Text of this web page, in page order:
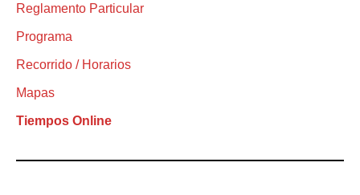
Reglamento Particular
Programa
Recorrido / Horarios
Mapas
Tiempos Online